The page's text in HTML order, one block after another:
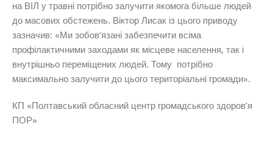
на ВІЛ у травні потрібно залучити якомога більше людей
до масових обстежень. Віктор Лисак із цього приводу
зазначив: «Ми зобов’язані забезпечити всіма
профілактичними заходами як місцеве населення, так і
внутрішньо переміщених людей. Тому потрібно
максимально залучити до цього територіальні громади».
КП «Полтавський обласний центр громадського здоров’я
ПОР»